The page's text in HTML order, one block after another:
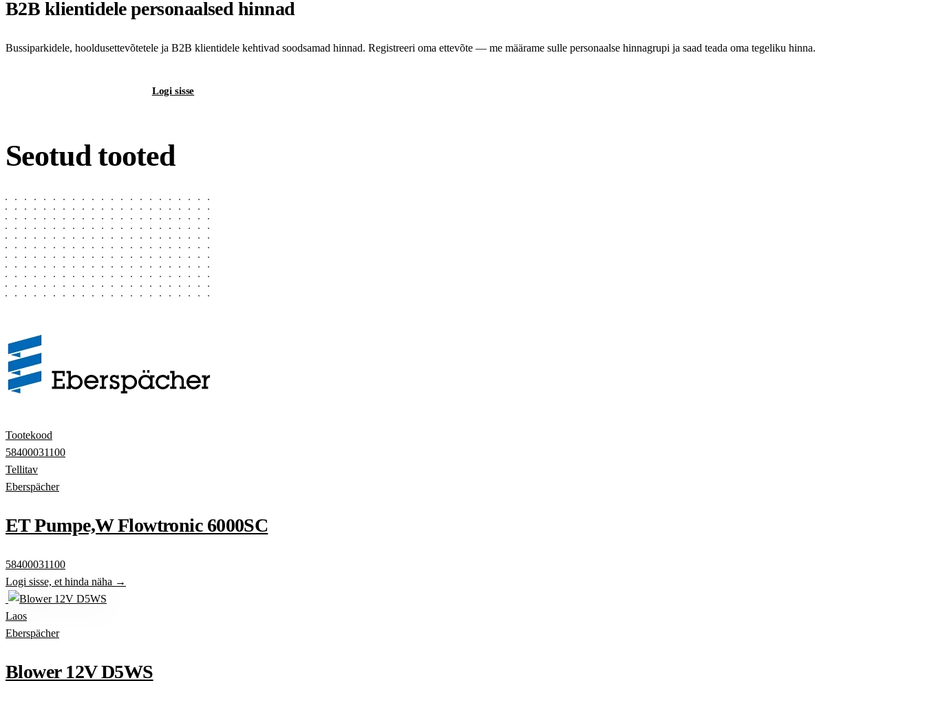
B2B klientidele personaalsed hinnad
Bussiparkidele, hooldusettevõtetele ja B2B klientidele kehtivad soodsamad hinnad. Registreeri oma ettevõte — me määrame sulle personaalse hinnagrupi ja saad teada oma tegeliku hinna.
Logi sisse
Seotud tooted
Tootekood
58400031100
Tellitav
Eberspächer
ET Pumpe,W Flowtronic 6000SC
58400031100
Logi sisse, et hinda näha →
Laos
Eberspächer
Blower 12V D5WS